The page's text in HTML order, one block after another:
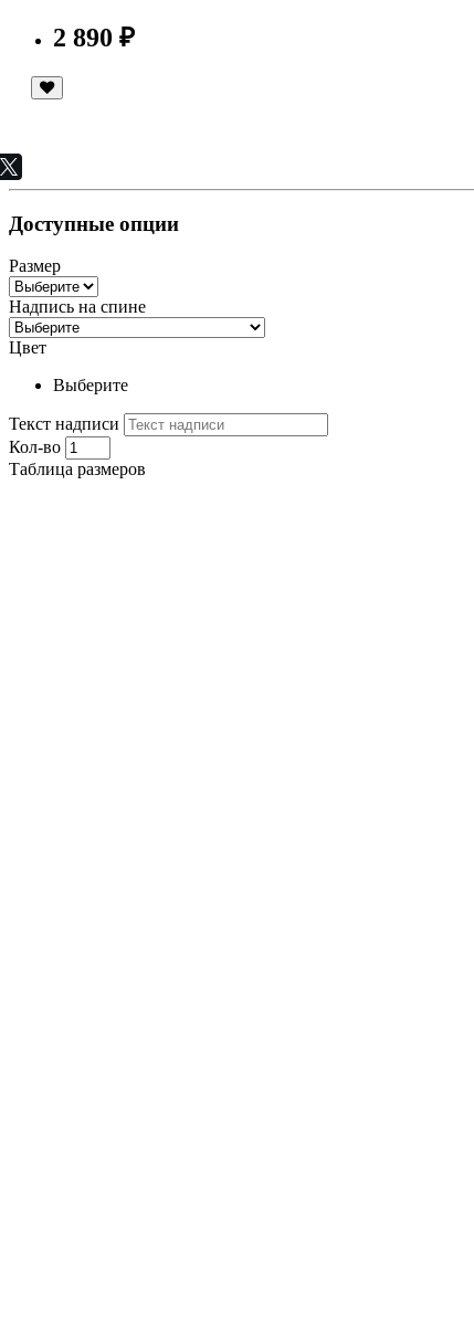
2 890 ₽
Доступные опции
Размер
Надпись на спине
Цвет
Выберите
Текст надписи
Кол-во
Таблица размеров